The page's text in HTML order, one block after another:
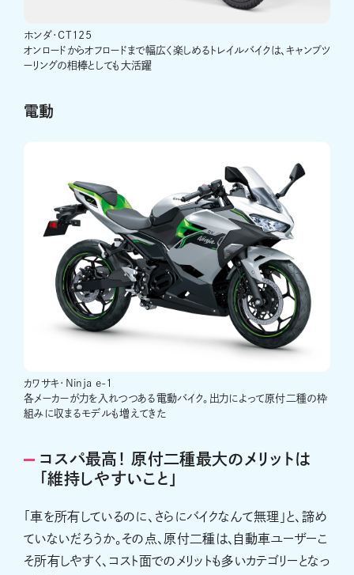
ホンダ･CT125
オンロードからオフロードまで幅広く楽しめるトレイルバイクは、キャンプツ
ーリングの相棒としても大活躍
電動
カワサキ･Ninja e-1
各メーカーが力を入れつつある電動バイク。出力によって原付二種の枠
組みに収まるモデルも増えてきた
コスパ最高！ 原付二種最大のメリットは
「維持しやすいこと」
「車を所有しているのに、さらにバイクなんて無理」と、諦め
ていないだろうか。その点、原付二種は、自動車ユーザーこ
そ所有しやすく、コスト面でのメリットも多いカテゴリーとなっ